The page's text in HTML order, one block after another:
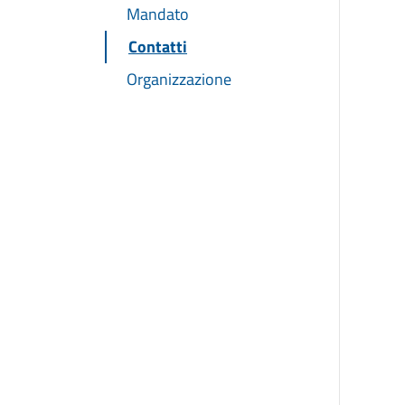
Mandato
Contatti
Organizzazione